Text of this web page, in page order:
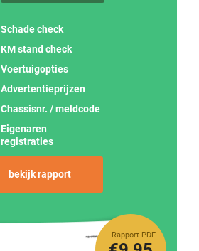
Schade check
KM stand check
Voertuigopties
Advertentieprijzen
Chassisnr. / meldcode
Eigenaren
registraties
bekijk rapport
Rapport PDF